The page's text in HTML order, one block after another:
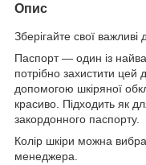
Опис
Зберігайте свої
Паспорт — один із
потрібно захистити цей
допомогою шкіряної
красиво. Підходить як
закордонного паспорту.
Колір шкіри можна
менеджера.